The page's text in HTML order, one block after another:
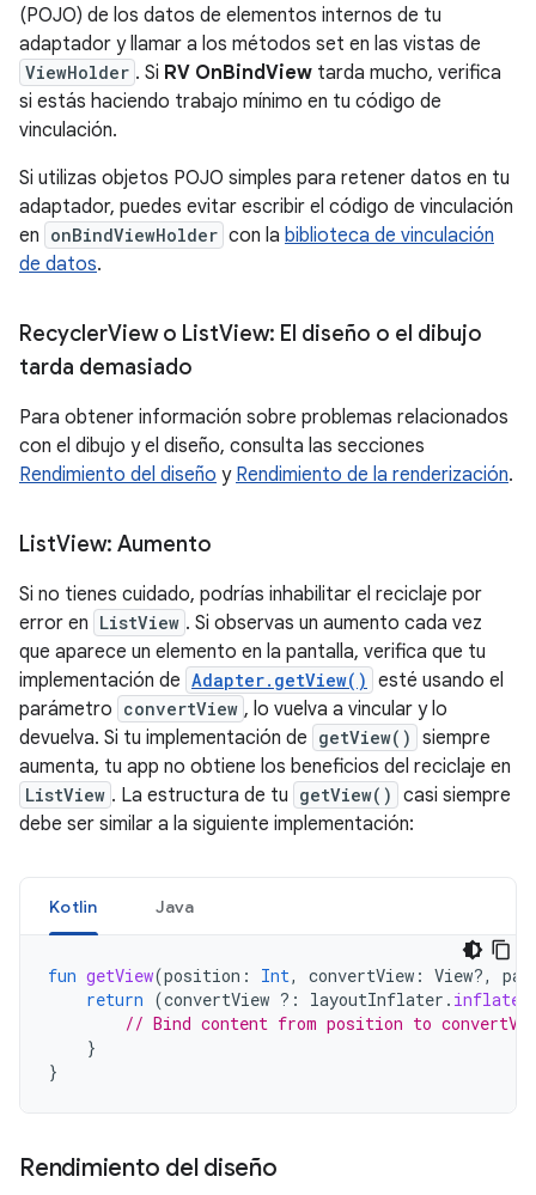
(POJO) de los datos de elementos internos de tu
adaptador y llamar a los métodos set en las vistas de
ViewHolder . Si RV OnBindView tarda mucho, verifica
si estás haciendo trabajo mínimo en tu código de
vinculación.
Si utilizas objetos POJO simples para retener datos en tu
adaptador, puedes evitar escribir el código de vinculación
en onBindViewHolder con la biblioteca de vinculación
de datos.
RecyclerView o ListView: El diseño o el dibujo
tarda demasiado
Para obtener información sobre problemas relacionados
con el dibujo y el diseño, consulta las secciones
Rendimiento del diseño y Rendimiento de la renderización.
ListView: Aumento
Si no tienes cuidado, podrías inhabilitar el reciclaje por
error en ListView . Si observas un aumento cada vez
que aparece un elemento en la pantalla, verifica que tu
implementación de Adapter.getView() esté usando el
parámetro convertView , lo vuelva a vincular y lo
devuelva. Si tu implementación de getView() siempre
aumenta, tu app no obtiene los beneficios del reciclaje en
ListView . La estructura de tu getView() casi siempre
debe ser similar a la siguiente implementación:
Kotlin Java
fun getView(position : Int, convertView : View?,
return (convertView ?: layoutInflater . inflate
// Bind content from position to
}
}
Rendimiento del diseño